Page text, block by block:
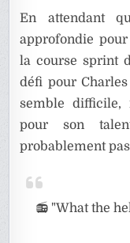
En attendant
approfondie
la course sprint
défi pour
semble difficile,
pour son
probablement
📻 "What the